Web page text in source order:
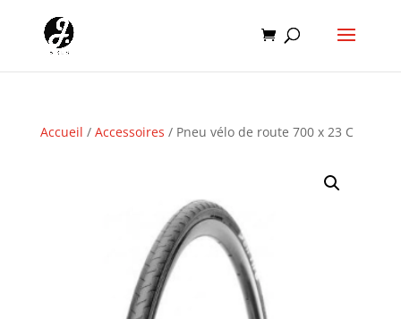
Accueil / Accessoires / Pneu vélo de route 700 x 23 C